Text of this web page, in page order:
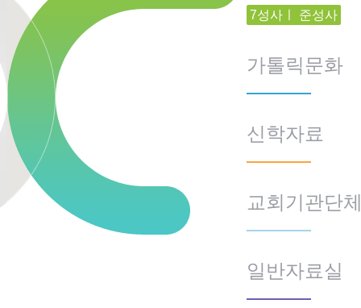
7성사ㅣ 준성사
가톨릭문화
신학자료
교회기관단
일반자료실